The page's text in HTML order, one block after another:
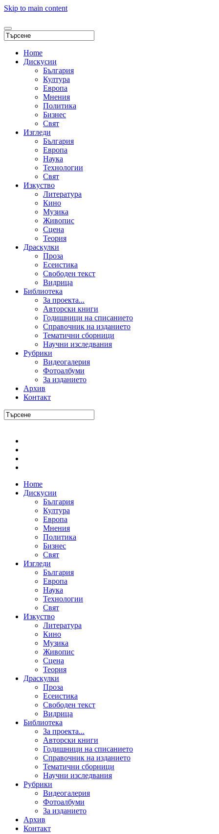
Skip to main content
Home
Дискусии
България
Култура
Европа
Мнения
Политика
Бизнес
Свят
Изгледи
България
Европа
Наука
Технологии
Свят
Изкуство
Литература
Кино
Музика
Живопис
Сцена
Теория
Драскулки
Проза
Есеистика
Свободен текст
Видрица
Библиотека
За проекта...
Авторски книги
Годишници на списанието
Справочник на изданието
Тематични сборници
Научни изследвания
Рубрики
Видеогалерия
Фотоалбуми
За изданието
Архив
Контакт
Home
Дискусии
България
Култура
Европа
Мнения
Политика
Бизнес
Свят
Изгледи
България
Европа
Наука
Технологии
Свят
Изкуство
Литература
Кино
Музика
Живопис
Сцена
Теория
Драскулки
Проза
Есеистика
Свободен текст
Видрица
Библиотека
За проекта...
Авторски книги
Годишници на списанието
Справочник на изданието
Тематични сборници
Научни изследвания
Рубрики
Видеогалерия
Фотоалбуми
За изданието
Архив
Контакт